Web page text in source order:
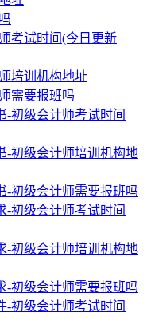
考试时间(今日更新
培训机构地址
需要报班吗
-初级会计师考试时间
-初级会计师培训机构地
-初级会计师需要报班吗
-初级会计师考试时间
-初级会计师培训机构地
-初级会计师需要报班吗
-初级会计师考试时间